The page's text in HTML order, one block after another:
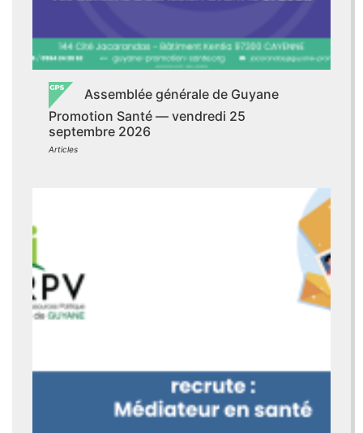
Assemblée générale de Guyane
Promotion Santé — vendredi 25
septembre 2026
Articles